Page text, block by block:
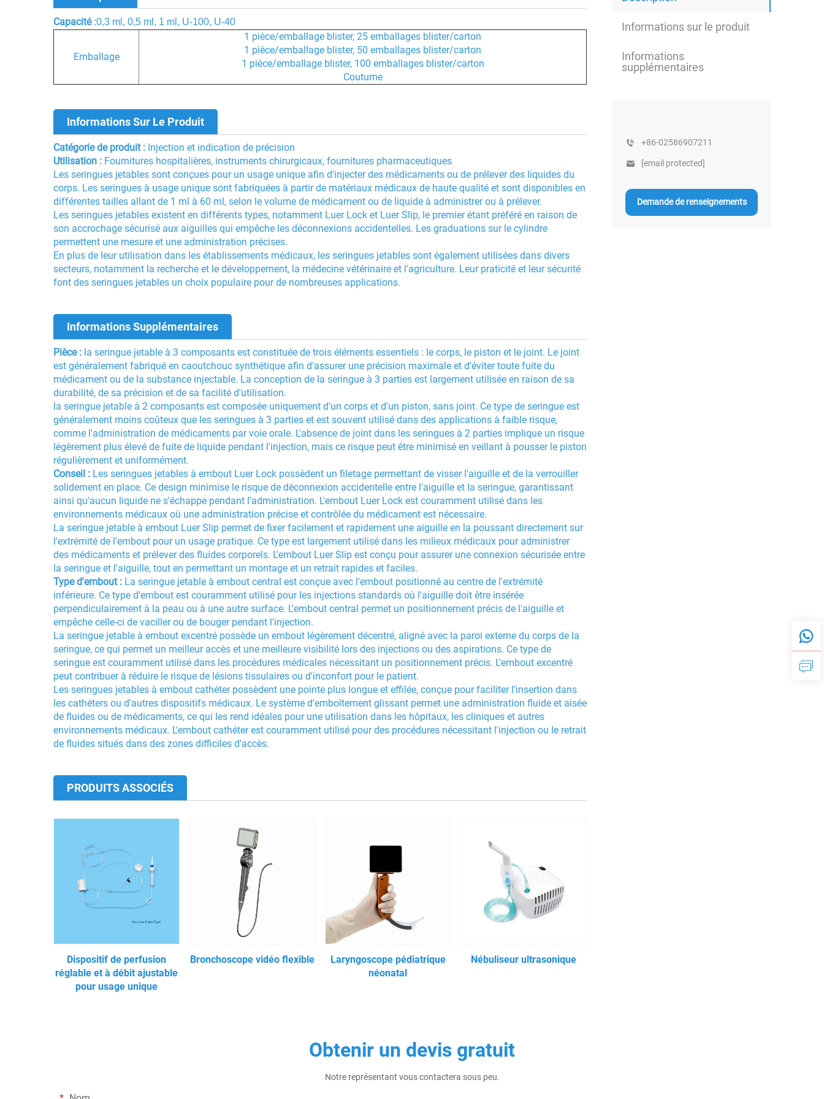
Informations sur le produit
Informations
supplémentaires
+86-02586907211
[email protected]
Demande de renseignements
Capacité :0,3 ml, 0,5 ml, 1 ml, U-100, U-40
Emballage
1 pièce/emballage blister, 25 emballages blister/carton
1 pièce/emballage blister, 50 emballages blister/carton
1 pièce/emballage blister, 100 emballages blister/carton
Coutume
Informations Sur Le Produit
Catégorie de produit : Injection et indication de précision
Utilisation : Fournitures hospitalières, instruments chirurgicaux, fournitures pharmaceutiques
Les seringues jetables sont conçues pour un usage unique afin d'injecter des médicaments ou de prélever des liquides du
corps. Les seringues à usage unique sont fabriquées à partir de matériaux médicaux de haute qualité et sont disponibles en
différentes tailles allant de 1 ml à 60 ml, selon le volume de médicament ou de liquide à administrer ou à prélever.
Les seringues jetables existent en différents types, notamment Luer Lock et Luer Slip, le premier étant préféré en raison de
son accrochage sécurisé aux aiguilles qui empêche les déconnexions accidentelles. Les graduations sur le cylindre
permettent une mesure et une administration précises.
En plus de leur utilisation dans les établissements médicaux, les seringues jetables sont également utilisées dans divers
secteurs, notamment la recherche et le développement, la médecine vétérinaire et l'agriculture. Leur praticité et leur sécurité
font des seringues jetables un choix populaire pour de nombreuses applications.
Informations Supplémentaires
Pièce : la seringue jetable à 3 composants est constituée de trois éléments essentiels : le corps, le piston et le joint. Le joint
est généralement fabriqué en caoutchouc synthétique afin d'assurer une précision maximale et d'éviter toute fuite du
médicament ou de la substance injectable. La conception de la seringue à 3 parties est largement utilisée en raison de sa
durabilité, de sa précision et de sa facilité d'utilisation.
la seringue jetable à 2 composants est composée uniquement d'un corps et d'un piston, sans joint. Ce type de seringue est
généralement moins coûteux que les seringues à 3 parties et est souvent utilisé dans des applications à faible risque,
comme l'administration de médicaments par voie orale. L'absence de joint dans les seringues à 2 parties implique un risque
légèrement plus élevé de fuite de liquide pendant l'injection, mais ce risque peut être minimisé en veillant à pousser le piston
régulièrement et uniformément.
Conseil : Les seringues jetables à embout Luer Lock possèdent un filetage permettant de visser l'aiguille et de la verrouiller
solidement en place. Ce design minimise le risque de déconnexion accidentelle entre l'aiguille et la seringue, garantissant
ainsi qu'aucun liquide ne s'échappe pendant l'administration. L'embout Luer Lock est couramment utilisé dans les
environnements médicaux où une administration précise et contrôlée du médicament est nécessaire.
La seringue jetable à embout Luer Slip permet de fixer facilement et rapidement une aiguille en la poussant directement sur
l'extrémité de l'embout pour un usage pratique. Ce type est largement utilisé dans les milieux médicaux pour administrer
des médicaments et prélever des fluides corporels. L'embout Luer Slip est conçu pour assurer une connexion sécurisée entre
la seringue et l'aiguille, tout en permettant un montage et un retrait rapides et faciles.
Type d'embout : La seringue jetable à embout central est conçue avec l'embout positionné au centre de l'extrémité
inférieure. Ce type d'embout est couramment utilisé pour les injections standards où l'aiguille doit être insérée
perpendiculairement à la peau ou à une autre surface. L'embout central permet un positionnement précis de l'aiguille et
empêche celle-ci de vaciller ou de bouger pendant l'injection.
La seringue jetable à embout excentré possède un embout légèrement décentré, aligné avec la paroi externe du corps de la
seringue, ce qui permet un meilleur accès et une meilleure visibilité lors des injections ou des aspirations. Ce type de
seringue est couramment utilisé dans les procédures médicales nécessitant un positionnement précis. L'embout excentré
peut contribuer à réduire le risque de lésions tissulaires ou d'inconfort pour le patient.
Les seringues jetables à embout cathéter possèdent une pointe plus longue et effilée, conçue pour faciliter l'insertion dans
les cathéters ou d'autres dispositifs médicaux. Le système d'emboîtement glissant permet une administration fluide et aisée
de fluides ou de médicaments, ce qui les rend idéales pour une utilisation dans les hôpitaux, les cliniques et autres
environnements médicaux. L'embout cathéter est couramment utilisé pour des procédures nécessitant l'injection ou le retrait
de fluides situés dans des zones difficiles d'accès.
PRODUITS ASSOCIÉS
Dispositif de perfusion
réglable et à débit ajustable
pour usage unique
Bronchoscope vidéo flexible
Laryngoscope pédiatrique
néonatal
Nébuliseur ultrasonique
Obtenir un devis gratuit
Notre représentant vous contactera sous peu.